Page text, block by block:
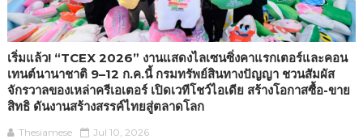
เริ่มแล้ว! “TCEX 2026” งานแสดงไลเซนซิ่งคาแรกเตอร์และคอน
เทนต์นานาชาติ 9–12 ก.ค.นี้ กรมทรัพย์สินทางปัญญา ชวนสัมผัส
จักรวาลของเหล่าครีเอเตอร์ เปิดเวทีโชว์ไอเดีย สร้างโอกาสซื้อ-ขาย
สิทธิ ดันงานสร้างสรรค์ไทยสู่ตลาดโลก
Thesiamese Jul 10, 2026